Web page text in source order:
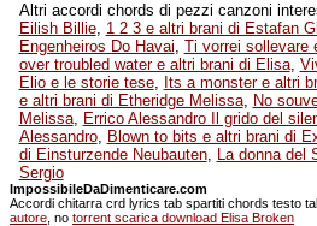
Altri accordi chords di pezzi canzoni
Eilish Billie, 1 2 3 e altri brani di Estafan
Engenheiros Do Havai, Ti vorrei sollevare
over troubled water e altri brani di Elisa,
Elio e le storie tese, Its a monster e altri
e altri brani di Etheridge Melissa, No
Melissa, Errico Alessandro Il grido del
Alessandro, Blown to bits e altri brani di
di Einsturzende Neubauten, La donna del
Sergio
ImpossibileDaDimenticare.com
Accordi chitarra crd lyrics tab spartiti chords testo
autore , no torrent scarica download Elisa Broken